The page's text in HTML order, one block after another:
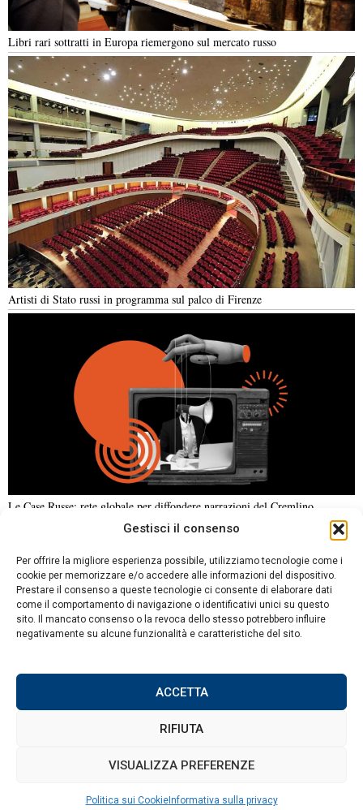
Gestisci il consenso
Per offrire la migliore esperienza possibile, utilizziamo tecnologie come i
cookie per memorizzare e/o accedere alle informazioni del dispositivo.
Prestare il consenso a queste tecnologie ci consente di elaborare dati
come il comportamento di navigazione o identificativi unici su questo
sito. Il mancato consenso o la revoca dello stesso potrebbero influire
negativamente su alcune funzionalità e caratteristiche del sito.
ACCETTA
RIFIUTA
VISUALIZZA PREFERENZE
Politica sui CookieInformativa sulla privacy
Libri rari sottratti in Europa riemergono sul mercato russo
Artisti di Stato russi in programma sul palco di Firenze
Le Case Russe: rete globale per diffondere narrazioni del Cremlino
ANALISI E OPINIONI
SPORT CULTURA VIAGGI
Contatti
Informativa sulla privacy